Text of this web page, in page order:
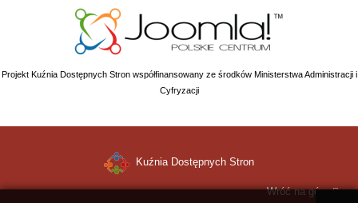
Projekt Kuźnia Dostępnych Stron współfinansowany ze środków Ministerstwa Administracji i
Cyfryzacji
Kuźnia Dostępnych Stron
Wróć na górę